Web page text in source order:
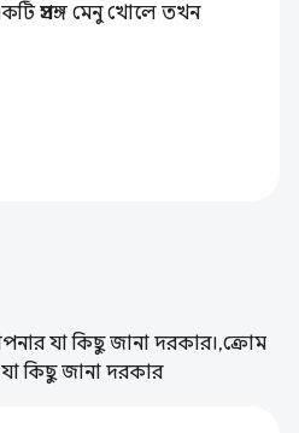
প্রসঙ্গ মেনু খোলে তখন
যা কিছু জানা দরকার।,ক্রোম
কিছু জানা দরকার